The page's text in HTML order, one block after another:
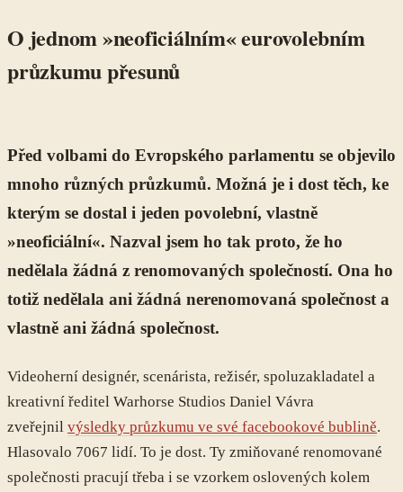
O jednom »neoficiálním« eurovolebním
průzkumu přesunů
Před volbami do Evropského parlamentu se objevilo
mnoho různých průzkumů. Možná je i dost těch, ke
kterým se dostal i jeden povolební, vlastně
»neoficiální«. Nazval jsem ho tak proto, že ho
nedělala žádná z renomovaných společností. Ona ho
totiž nedělala ani žádná nerenomovaná společnost a
vlastně ani žádná společnost.
Videoherní designér, scenárista, režisér, spoluzakladatel a
kreativní ředitel Warhorse Studios Daniel Vávra
zveřejnil výsledky průzkumu ve své facebookové bublině.
Hlasovalo 7067 lidí. To je dost. Ty zmiňované renomované
společnosti pracují třeba i se vzorkem oslovených kolem